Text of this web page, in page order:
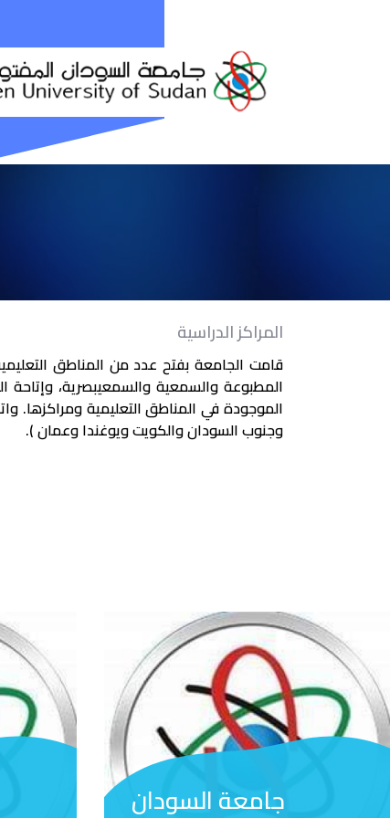
المراكز الدراسية
قامت الجامعة بفتح عدد من المناطق
المطبوعة والسمعية والسمعيبصرية، وإتاحة
الموجودة في المناطق التعليمية ومراكزها.
وجنوب السودان والكويت ويوغندا وعمان ).
جامعة السودان